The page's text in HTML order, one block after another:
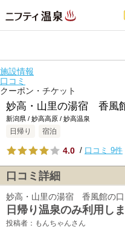
施設情報
口コミ
クーポン・チケット
妙高・山里の湯宿 香風
新潟県 / 妙高高原 / 妙高温泉
日帰り 宿泊
4.0 / 口コミ 9件
口コミ詳細
妙高・山里の湯宿 香風館の口
日帰り温泉のみ利用し
投稿者：もんちゃんさん